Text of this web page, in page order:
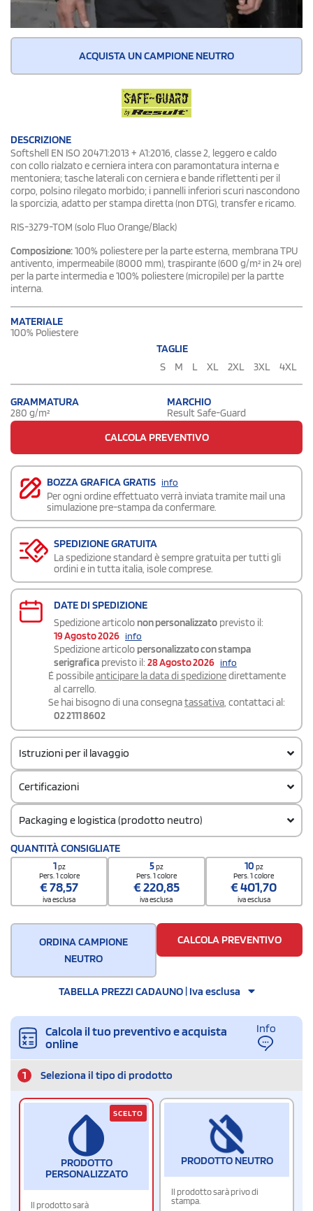
ACQUISTA UN CAMPIONE NEUTRO
DESCRIZIONE
Softshell EN ISO 20471:2013 + A1:2016, classe 2, leggero e caldo
con collo rialzato e cerniera intera con paramontatura interna e
mentoniera; tasche laterali con cerniera e bande riflettenti per il
corpo, polsino rilegato morbido; i pannelli inferiori scuri nascondono
la sporcizia, adatto per stampa diretta (non DTG), transfer e ricamo.
RIS-3279-TOM (solo Fluo Orange/Black)
Composizione:100% poliestere per la parte esterna, membrana TPU
antivento, impermeabile (8000 mm), traspirante (600 g/m² in 24 ore)
per la parte intermedia e 100% poliestere (micropile) per la partte
interna.
MATERIALE
100% Poliestere
TAGLIE
S
M L XL 2XL 3XL 4XL
GRAMMATURA
280 g/m²
MARCHIO
Result Safe-Guard
CALCOLA PREVENTIVO
BOZZA GRAFICA GRATIS info
Per ogni ordine effettuato verrà inviata tramite mail una
simulazione pre-stampa da confermare.
SPEDIZIONE GRATUITA
La spedizione standard è sempre gratuita per tutti gli
ordini e in tutta italia, isole comprese.
DATE DI SPEDIZIONE
Spedizione articolo non personalizzato previsto il:
19 Agosto 2026 info
Spedizione articolo personalizzato con stampa
serigrafica previsto il: 28 Agosto 2026 info
É possibileanticipare la data di spedizionedirettamente
al carrello.
Se hai bisogno di una consegnatassativa, contattaci al:
02 2111 8602
Istruzioni per il lavaggio
Certificazioni
Packaging e logistica (prodotto neutro)
Codice doganale
62103000
Quantità per scatola
QUANTITÀ CONSIGLIATE
1pz
Pers. 1 colore
€78,57
iva esclusa
5pz
Pers. 1 colore
€220,85
iva esclusa
10 pz
Pers. 1 colore
€401,70
iva esclusa
ORDINA CAMPIONE
NEUTRO
CALCOLA PREVENTIVO
TABELLA PREZZI CADAUNO | Iva esclusa
Calcola il tuo preventivo e acquista
online
Info
1 Seleziona il tipo di prodotto
PRODOTTO
PERSONALIZZATO
Il prodotto sarà
SCELTO
PRODOTTO NEUTRO
Il prodotto sarà privo di
stampa.